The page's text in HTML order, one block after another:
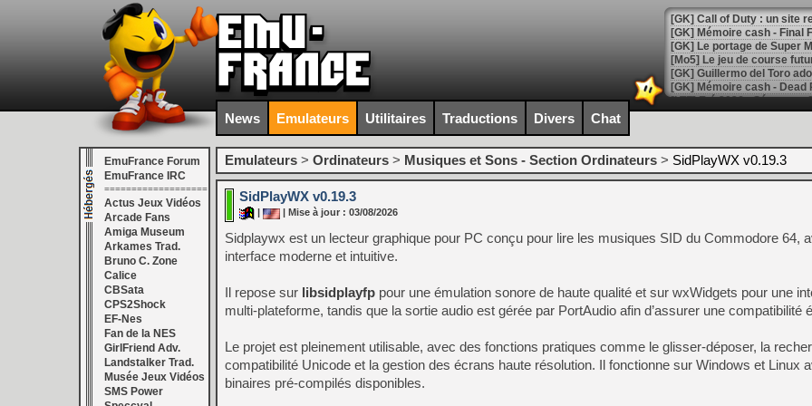
[GK] Le portage de Super
[Mo5] Le jeu de course
[GK] Guillermo del Toro
[LTF] Eté 2026 - Séquence
[GK] Mistfall Hunter :
[GK] Wo Long 2 évolue
[GK] Crossfire : un TPS à
[LS] [PS5] Premiers
[Mo5] DOOM arrive en
[GK] Bethesda fête les 30
[GK] Roblox : l'action en
[GK] Agenda - GeForce
[GK] Devolver Digital en a
[LS] [PS5] ps5-y2jb-
News Emulateurs Utilitaires Traductions Divers Chat
EmuFrance Forum
EmuFrance IRC
===================
Actus Jeux Vidéos
Arcade Fans
Amiga Museum
Arkames Trad.
Bruno C. Zone
Calice
CBSata
CPS2Shock
EF-Nes
Fan de la NES
GirlFriend Adv.
Landstalker Trad.
Musée Jeux Vidéos
SMS Power
Emulateurs > Ordinateurs > Musiques et Sons - Section Ordinateurs > SidPlayWX v0.19.3
SidPlayWX v0.19.3
| Mise à jour : 03/08/2026
Sidplaywx est un lecteur graphique pour PC conçu pour lire les musiques SID du Commodore 64,
interface moderne et intuitive.
Il repose sur libsidplayfp pour une émulation sonore de haute qualité et sur wxWidgets pour une
multi‑plateforme, tandis que la sortie audio est gérée par PortAudio afin d’assurer une compatibilité
Le projet est pleinement utilisable, avec des fonctions pratiques comme le glisser‑déposer, la
compatibilité Unicode et la gestion des écrans haute résolution. Il fonctionne sur Windows et Linux
binaires pré‑compilés disponibles.